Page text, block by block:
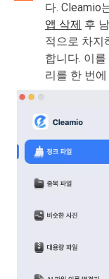
다. Cleamio
앱 삭제 후
적으로 차지
합니다. 이
리를 한 번